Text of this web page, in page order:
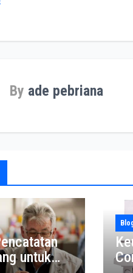
By ade pebriana
untuk